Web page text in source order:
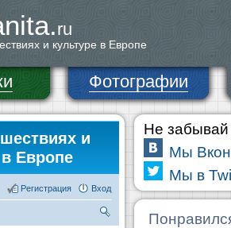
ru
и культуре в Европе
Фотографии
и
в Европе
Вход
Регистрация
Не забывай
Мы
Мы в